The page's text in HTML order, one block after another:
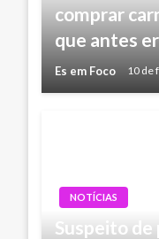
comprar
que antes
Es em Foco 10 de
NOTÍCIAS
Suspeito